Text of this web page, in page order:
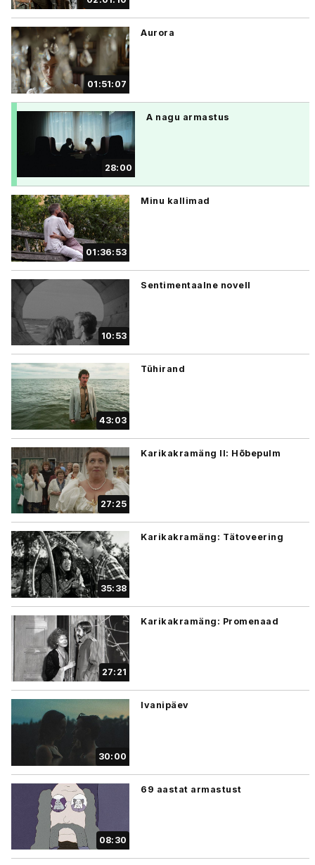
01:51:07
Aurora
28:00
A nagu armastus
01:36:53
Minu kallimad
10:53
Sentimentaalne novell
43:03
Tühirand
27:25
Karikakramäng II: Hõbepulm
35:38
Karikakramäng: Tätoveering
27:21
Karikakramäng: Promenaad
30:00
Ivanipäev
08:30
69 aastat armastust